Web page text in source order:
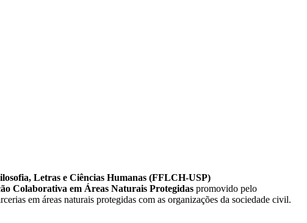
Letras e Ciências Humanas (FFLCH-USP)
Colaborativa em Áreas Naturais Protegidas promovido pelo
em áreas naturais protegidas com as organizações da sociedade civil.